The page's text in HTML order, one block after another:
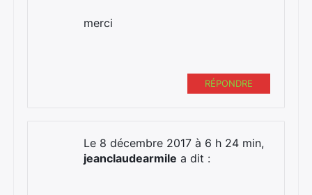
merci
RÉPONDRE
Le 8 décembre 2017 à 6 h 24 min,
jeanclaudearmile a dit :